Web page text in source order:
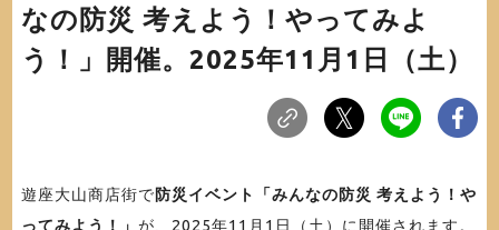
なの防災 考えよう！やってみよ
う！」開催。2025年11月1日（土）
遊座大山商店街で防災イベント「みんなの防災 考えよう！や
ってみよう！」 が、2025年11月1日（土）に開催されます。